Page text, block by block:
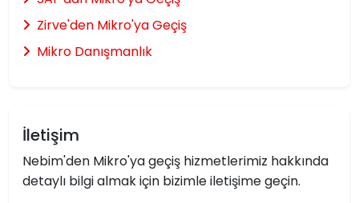
Zirve'den Mikro'ya Geçiş
Mikro Danışmanlık
İletişim
Nebim'den Mikro'ya geçiş hizmetlerimiz hakkında
detaylı bilgi almak için bizimle iletişime geçin.